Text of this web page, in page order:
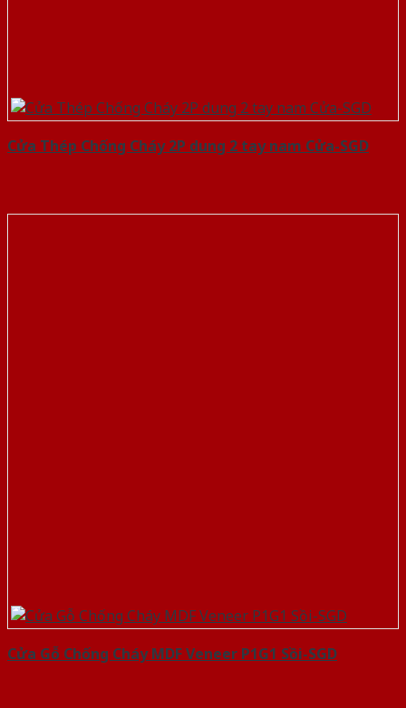
Cửa Thép Chống Cháy 2P dung 2 tay nam Cửa-SGD
Cửa Gỗ Chống Cháy MDF Veneer P1G1 Sồi-SGD